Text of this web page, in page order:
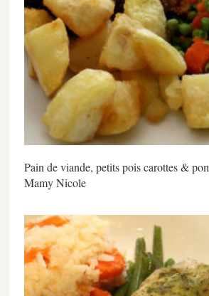
Pain de viande, petits pois carottes &
Mamy Nicole